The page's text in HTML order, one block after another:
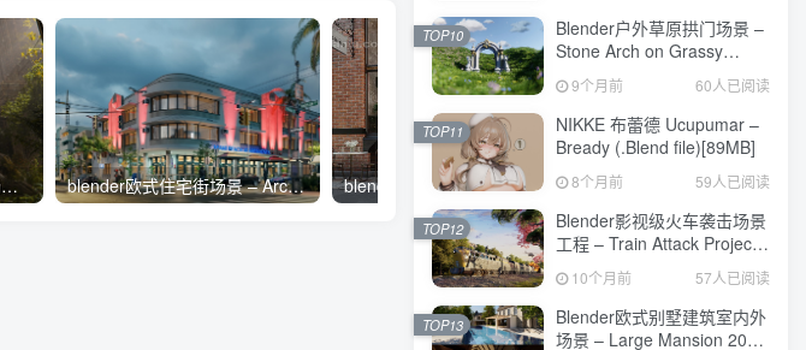
Blender北欧奇幻神殿史诗场景 – Nordic Fantasy Temple Project File[4.3GB] blender欧式住宅街场景 – Archexteriors Vol 37_006 For Blender[3.4GB] blender欧式户外酒吧场景 – Archexteriors Vol 38_005 For Blender[3.2GB]
Blender户外草原拱门场景 –
Stone Arch on Grassy
Plains – Blender
Scene[67MB]
9个月前 60人已阅读
TOP10
NIKKE 布蕾德 Ucupumar –
Bready (.Blend file)[89MB]
8个月前 59人已阅读
TOP11
Blender影视级火车袭击场景
工程 – Train Attack Project
File[1.8GB]
10个月前 57人已阅读
TOP12
Blender欧式别墅建筑室内外
场景 – Large Mansion 2021
TOP13